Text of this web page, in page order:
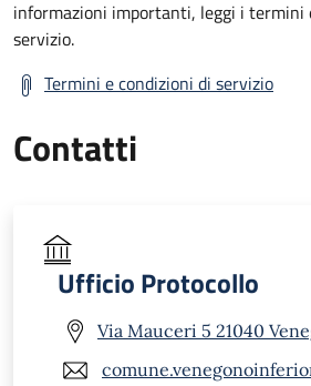
informazioni importanti, leggi i termini
servizio.
Termini e condizioni di servizio
Contatti
Ufficio Protocollo
Via Mauceri 5 21040